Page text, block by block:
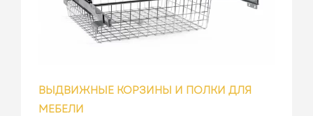
ВЫДВИЖНЫЕ КОРЗИНЫ И ПОЛКИ ДЛЯ
МЕБЕЛИ